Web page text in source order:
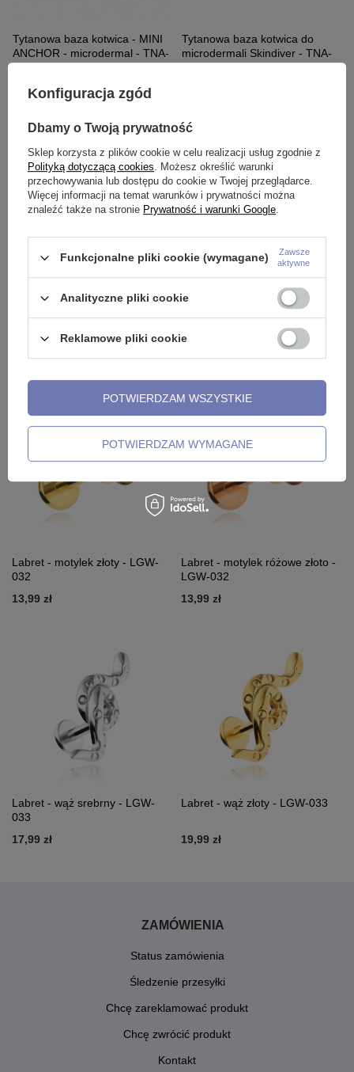
Tytanowa baza kotwica - MINI
ANCHOR - microdermal - TNA-
008
29,99 zł
Tytanowa baza kotwica do
microdermali Skindiver - TNA-
006
W studiu Crazy Needles wykonujemy piercing klasyczny oraz
microdermale. Coraz bardziej cieszą się dużą popularnością wśród
microdermale, mają bowiem wiele zalet. Kotwica - anchor wykonany
powinien być z tytanu chirurgicznego. Podstawa która znajduje się pod
skórą może mieć różny kształt.
Kolczyki implanty – materiał wykonania
Kolczyk implant to model, do produkcji którego używa się
przeciwieństwie do innych tworzyw nie wywołuje reakcji uczuleniowych
Labret - motylek złoty - LGW-
032
13,99 zł
Labret - motylek różowe złoto -
LGW-032
13,99 zł
Labret - wąż srebrny - LGW-
033
17,99 zł
Labret - wąż złoty - LGW-033
19,99 zł
ZAMÓWIENIA
Status zamówienia
Śledzenie przesyłki
Chcę zareklamować produkt
Chcę zwrócić produkt
Kontakt
Konfiguracja zgód
Dbamy o Twoją prywatność
Sklep korzysta z plików cookie w celu realizacji usług zgodnie z
Polityką dotyczącą cookies. Możesz określić warunki
przechowywania lub dostępu do cookie w Twojej przeglądarce.
Więcej informacji na temat warunków i prywatności można
znaleźć także na stronie Prywatność i warunki Google.
Funkcjonalne pliki cookie (wymagane)
Zawsze
aktywne
Analityczne pliki cookie
Reklamowe pliki cookie
POTWIERDZAM WYMAGANE
POTWIERDZAM WSZYSTKIE